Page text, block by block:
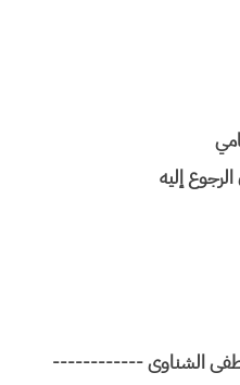
إليه
مصطفى الشناوى ------------